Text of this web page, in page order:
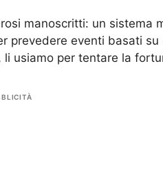
manoscritti: un sistema
prevedere eventi basati
li usiamo per tentare la